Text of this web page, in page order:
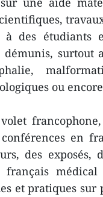
à des
démunis, surtout
ou
francophone,
en
des
français médical
et pratiques